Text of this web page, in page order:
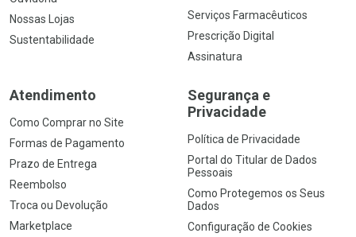
Nossas Lojas
Sustentabilidade
Serviços Farmacêuticos
Prescrição Digital
Assinatura
Atendimento
Como Comprar no Site
Formas de Pagamento
Prazo de Entrega
Reembolso
Troca ou Devolução
Marketplace
Segurança e
Privacidade
Política de Privacidade
Portal do Titular de Dados
Pessoais
Como Protegemos os Seus
Dados
Configuração de Cookies